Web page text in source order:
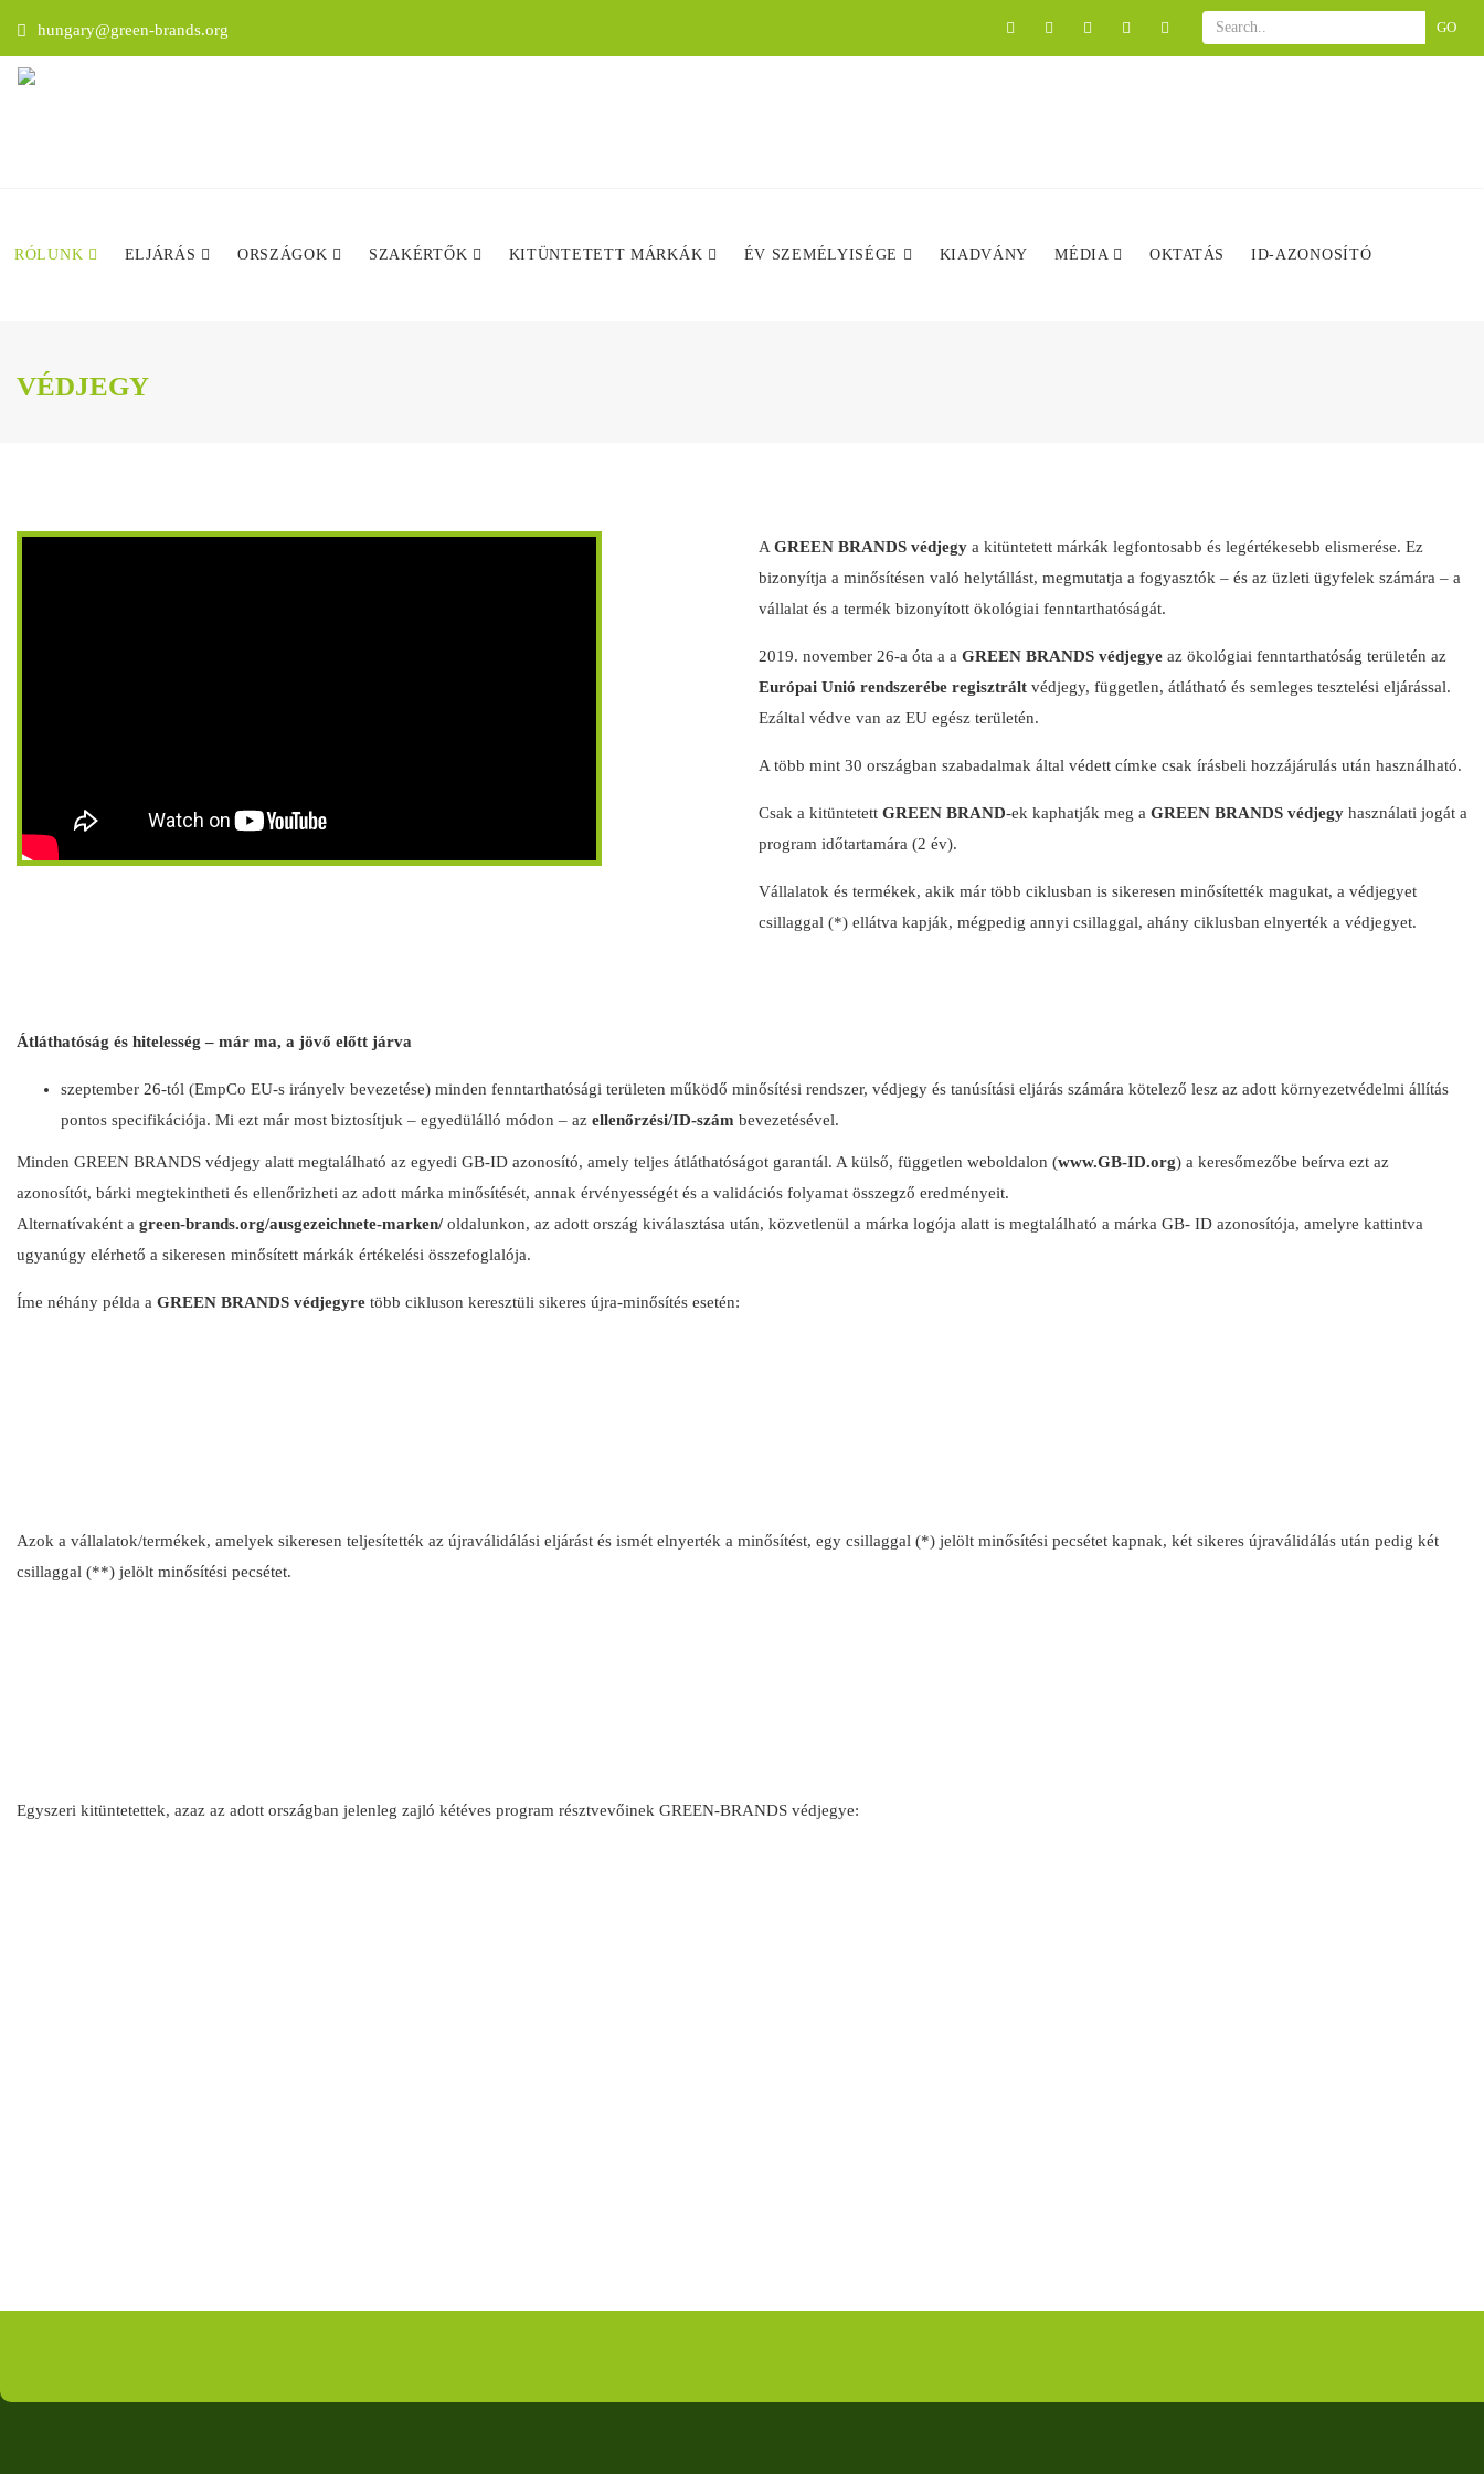
hungary@green-brands.org GO
RÓLUNK ELJÁRÁS ORSZÁGOK SZAKÉRTŐK KITÜNTETETT MÁRKÁK ÉV SZEMÉLYISÉGE KIADVÁNY MÉDIA OKTATÁS ID-AZONOSÍTÓ
VÉDJEGY
A GREEN BRANDS védjegy a kitüntetett márkák legfontosabb és legértékesebb elismerése. Ez
bizonyítja a minősítésen való helytállást, megmutatja a fogyasztók – és az üzleti ügyfelek számára – a
vállalat és a termék bizonyított ökológiai fenntarthatóságát.
2019. november 26-a óta a a GREEN BRANDS védjegye az ökológiai fenntarthatóság területén az
Európai Unió rendszerébe regisztrált védjegy, független, átlátható és semleges tesztelési eljárással.
Ezáltal védve van az EU egész területén.
A több mint 30 országban szabadalmak által védett címke csak írásbeli hozzájárulás után használható.
Csak a kitüntetett GREEN BRAND-ek kaphatják meg a GREEN BRANDS védjegy használati jogát a
program időtartamára (2 év).
Vállalatok és termékek, akik már több ciklusban is sikeresen minősítették magukat, a védjegyet
csillaggal (*) ellátva kapják, mégpedig annyi csillaggal, ahány ciklusban elnyerték a védjegyet.
Átláthatóság és hitelesség – már ma, a jövő előtt járva
szeptember 26-tól (EmpCo EU-s irányelv bevezetése) minden fenntarthatósági területen működő minősítési rendszer, védjegy és tanúsítási eljárás számára kötelező lesz az adott környezetvédelmi állítás
pontos specifikációja. Mi ezt már most biztosítjuk – egyedülálló módon – az ellenőrzési/ID-szám bevezetésével.
Minden GREEN BRANDS védjegy alatt megtalálható az egyedi GB-ID azonosító, amely teljes átláthatóságot garantál. A külső, független weboldalon (www.GB-ID.org) a keresőmezőbe beírva ezt az
azonosítót, bárki megtekintheti és ellenőrizheti az adott márka minősítését, annak érvényességét és a validációs folyamat összegző eredményeit.
Alternatívaként a green-brands.org/ausgezeichnete-marken/oldalunkon, az adott ország kiválasztása után, közvetlenül a márka logója alatt is megtalálható a márka GB- ID azonosítója, amelyre kattintva
ugyanúgy elérhető a sikeresen minősített márkák értékelési összefoglalója.
Íme néhány példa a GREEN BRANDS védjegyre több cikluson keresztüli sikeres újra-minősítés esetén:
Azok a vállalatok/termékek, amelyek sikeresen teljesítették az újraválidálási eljárást és ismét elnyerték a minősítést, egy csillaggal (*) jelölt minősítési pecsétet kapnak, két sikeres újraválidálás után pedig két
csillaggal (**) jelölt minősítési pecsétet.
Egyszeri kitüntetettek, azaz az adott országban jelenleg zajló kétéves program résztvevőinek GREEN-BRANDS védjegye: